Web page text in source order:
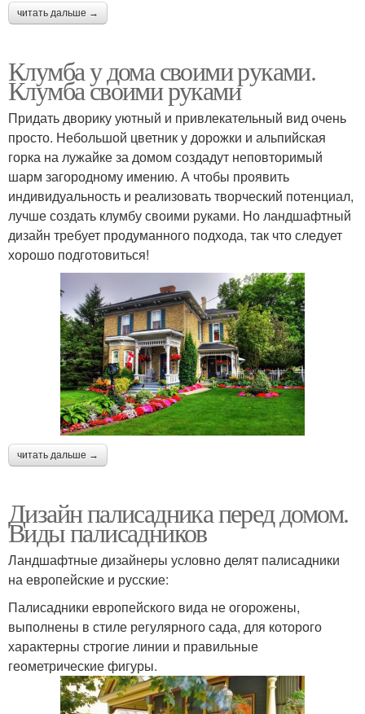
читать дальше →
Клумба у дома своими руками.
Клумба своими руками
Придать дворику уютный и привлекательный вид очень
просто. Небольшой цветник у дорожки и альпийская
горка на лужайке за домом создадут неповторимый
шарм загородному имению. А чтобы проявить
индивидуальность и реализовать творческий потенциал,
лучше создать клумбу своими руками. Но ландшафтный
дизайн требует продуманного подхода, так что следует
хорошо подготовиться!
читать дальше →
Дизайн палисадника перед домом.
Виды палисадников
Ландшафтные дизайнеры условно делят палисадники
на европейские и русские:
Палисадники европейского вида не огорожены,
выполнены в стиле регулярного сада, для которого
характерны строгие линии и правильные
геометрические фигуры.